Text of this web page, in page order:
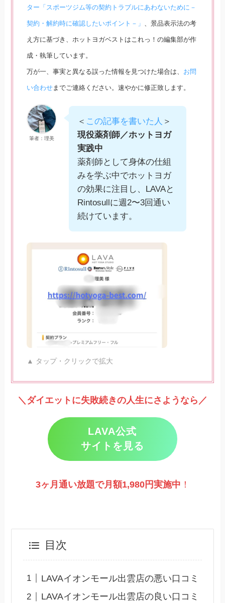
ター「スポーツジム等の契約トラブルにあわないために－
契約・解約時に確認したいポイント－」 、景品表示法の考
え方に基づき、ホットヨガベストはこれっ！の編集部が作
成・執筆しています。
万が一、事実と異なる誤った情報を見つけた場合は、 お問
い合わせまでご連絡ください。速やかに修正致します。
筆者：理美
＜ この記事を書いた人 ＞
現役薬剤師／ホットヨガ
実践中
薬剤師として身体の仕組
みを学ぶ中でホットヨガ
の効果に注目し、LAVAと
Rintosullに週2〜3回通い
続けています。
▲ タップ・クリックで拡大
＼ダイエットに失敗続きの人生にさようなら／
LAVA公式
サイトを見る
3ヶ月通い放題で月額1,980円実施中 ！
目次
LAVAイオンモール出雲店の悪い口コミ
LAVAイオンモール出雲店の良い口コミ